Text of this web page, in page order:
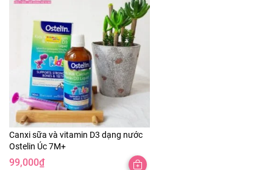
Canxi sữa và vitamin D3 dạng nước
Ostelin Úc 7M+
99,000₫